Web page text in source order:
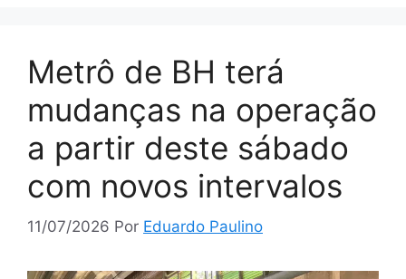
Metrô de BH terá
mudanças na operação
a partir deste sábado
com novos intervalos
11/07/2026 Por Eduardo Paulino